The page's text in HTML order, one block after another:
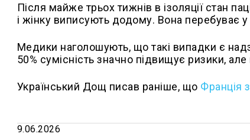
Після майже трьох тижнів в ізоляції стан
і жінку виписують додому. Вона перебуває у
Медики наголошують, що такі випадки є
50% сумісність значно підвищує ризики,
Український Дощ писав раніше, що Франція
9.06.2026